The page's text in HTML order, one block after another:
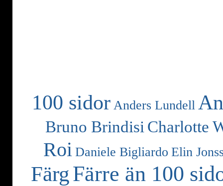
100 sidor Anders Lundell
Bruno Brindisi Charlotte
Roi Daniele Bigliardo Elin
FärgFärre än 100